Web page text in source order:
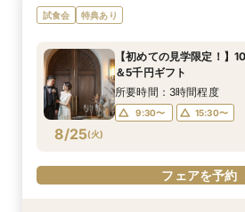
8/24 )
【60分クイック相談会】
り！試食チケット付
10:00〜
15:30〜
試食会 特典あり
8/25(火)
【初めての見学限定！】
＆5千円ギフト
所要時間：3時間程度
9:30〜 15:30〜
フェアを予約